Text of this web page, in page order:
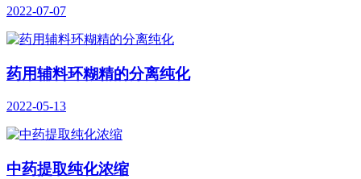
2022-07-07
药用辅料环糊精的分离纯化
2022-05-13
中药提取纯化浓缩